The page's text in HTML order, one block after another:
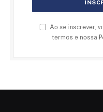
Ao se inscrever,
termos e nossa